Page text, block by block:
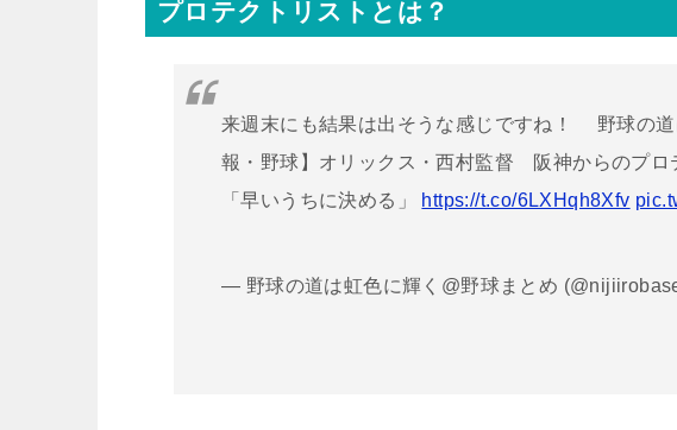
プロテクトリストとは？
来週末にも結果は出そうな感じですね！ 野球の道
報・野球】オリックス・西村監督 阪神からのプ
「早いうちに決める」 https://t.co/6LXHqh8Xfv
— 野球の道は虹色に輝く@野球まとめ